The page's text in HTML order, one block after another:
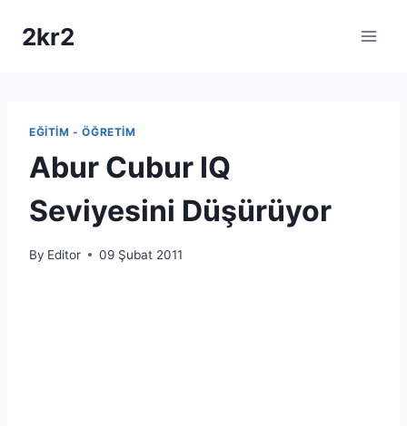
2kr2
EĞITIM - ÖĞRETIM
Abur Cubur IQ
Seviyesini Düşürüyor
By Editor 09 Şubat 2011